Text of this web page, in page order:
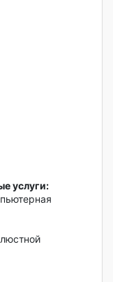
услуги: